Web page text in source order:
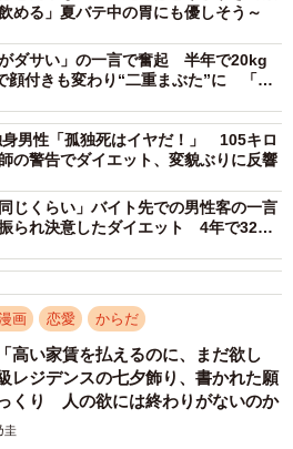
2/17
せたい！（矢尾いっちょさん提供）
の想い人のなおき君は、ダイエ
わらず「美味しいラーメン屋を
な提案をします。さらに、減量
すチートデイを今日にすればと
来、減量初日にやっても意味が
める」夏バテ中の胃にも優しそう～
ダサい」の一言で奮起 半年で20kg
付きも変わり“二重まぶた”に 「整
男性「孤独死はイヤだ！」 105キロ
の警告でダイエット、変貌ぶりに反響
じくらい」バイト先での男性客の一言
られ決意したダイエット 4年で32キ
画 恋愛 からだ
高い家賃を払えるのに、まだ欲し
レジデンスの七夕飾り、書かれた願
くり 人の欲には終わりがないのか
圭